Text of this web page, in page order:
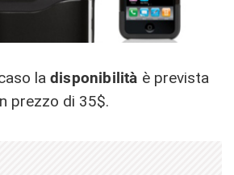
la disponibilità è prevista
prezzo di 35$.